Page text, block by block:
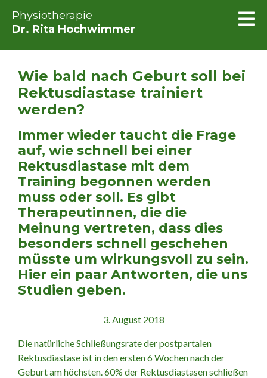
Physiotherapie
Dr. Rita Hochwimmer
Wie bald nach Geburt soll bei
Rektusdiastase trainiert
werden?
Immer wieder taucht die Frage
auf, wie schnell bei einer
Rektusdiastase mit dem
Training begonnen werden
muss oder soll. Es gibt
Therapeutinnen, die die
Meinung vertreten, dass dies
besonders schnell geschehen
müsste um wirkungsvoll zu sein.
Hier ein paar Antworten, die uns
Studien geben.
3. August 2018
Die natürliche Schließungsrate der postpartalen
Rektusdiastase ist in den ersten 6 Wochen nach der
Geburt am höchsten. 60% der Rektusdiastasen schließen